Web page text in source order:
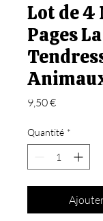
Lot de 4
Pages La
9,50 €Prix
Quantité *